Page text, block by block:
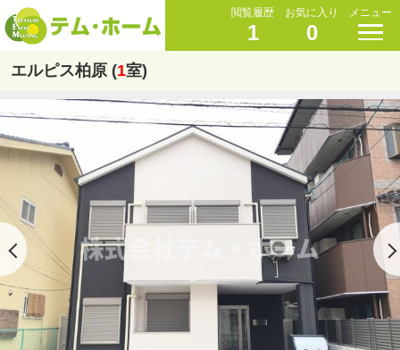
閲覧履歴
1
お気に入り
0
メニュー
エルピス柏原 (1室)